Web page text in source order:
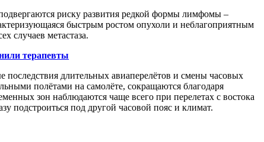
риску развития редкой формы лимфомы –
быстрым ростом опухоли и неблагоприятным
случаев метастаза.
терапевты
длительных авиаперелётов и смены часовых
полётами на самолёте, сокращаются благодаря
зон наблюдаются чаще всего при перелетах с востока
подстроиться под другой часовой пояс и климат.